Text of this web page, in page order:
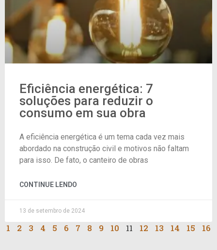
Eficiência energética: 7
soluções para reduzir o
consumo em sua obra
A eficiência energética é um tema cada vez mais
abordado na construção civil e motivos não faltam
para isso. De fato, o canteiro de obras
CONTINUE LENDO
13 de setembro de 2024
1 2 3 4 5 6 7 8 9 10 11 12 13 14 15 16